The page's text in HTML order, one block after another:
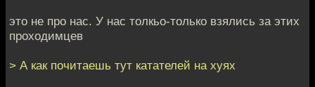
это не про нас. У нас толкьо-только взялись за этих
проходимцев
> А как почитаешь тут катателей на хуях